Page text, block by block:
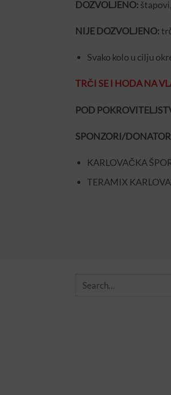
DOZVOLJENO:
NIJE DOZVOLJENO:
Svako kolo u cilju
TRČI SE I HODA NA
POD
SPONZORI/
KARLOVAČKA
TERAMIX